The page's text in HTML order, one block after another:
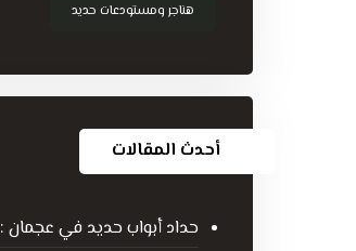
هناجر ومستودعات حديد
أحدث المقالات
حداد أبواب حديد في عجمان : 0503163139